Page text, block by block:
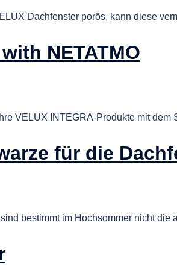
Dachfenster porös, kann diese
NETATMO
VELUX INTEGRA-Produkte mit
für die
bestimmt im Hochsommer nicht